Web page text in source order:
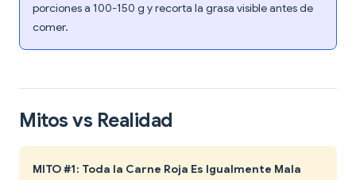
porciones a 100-150 g y recorta la grasa visible antes de
comer.
Mitos vs Realidad
MITO #1: Toda la Carne Roja Es Igualmente Mala